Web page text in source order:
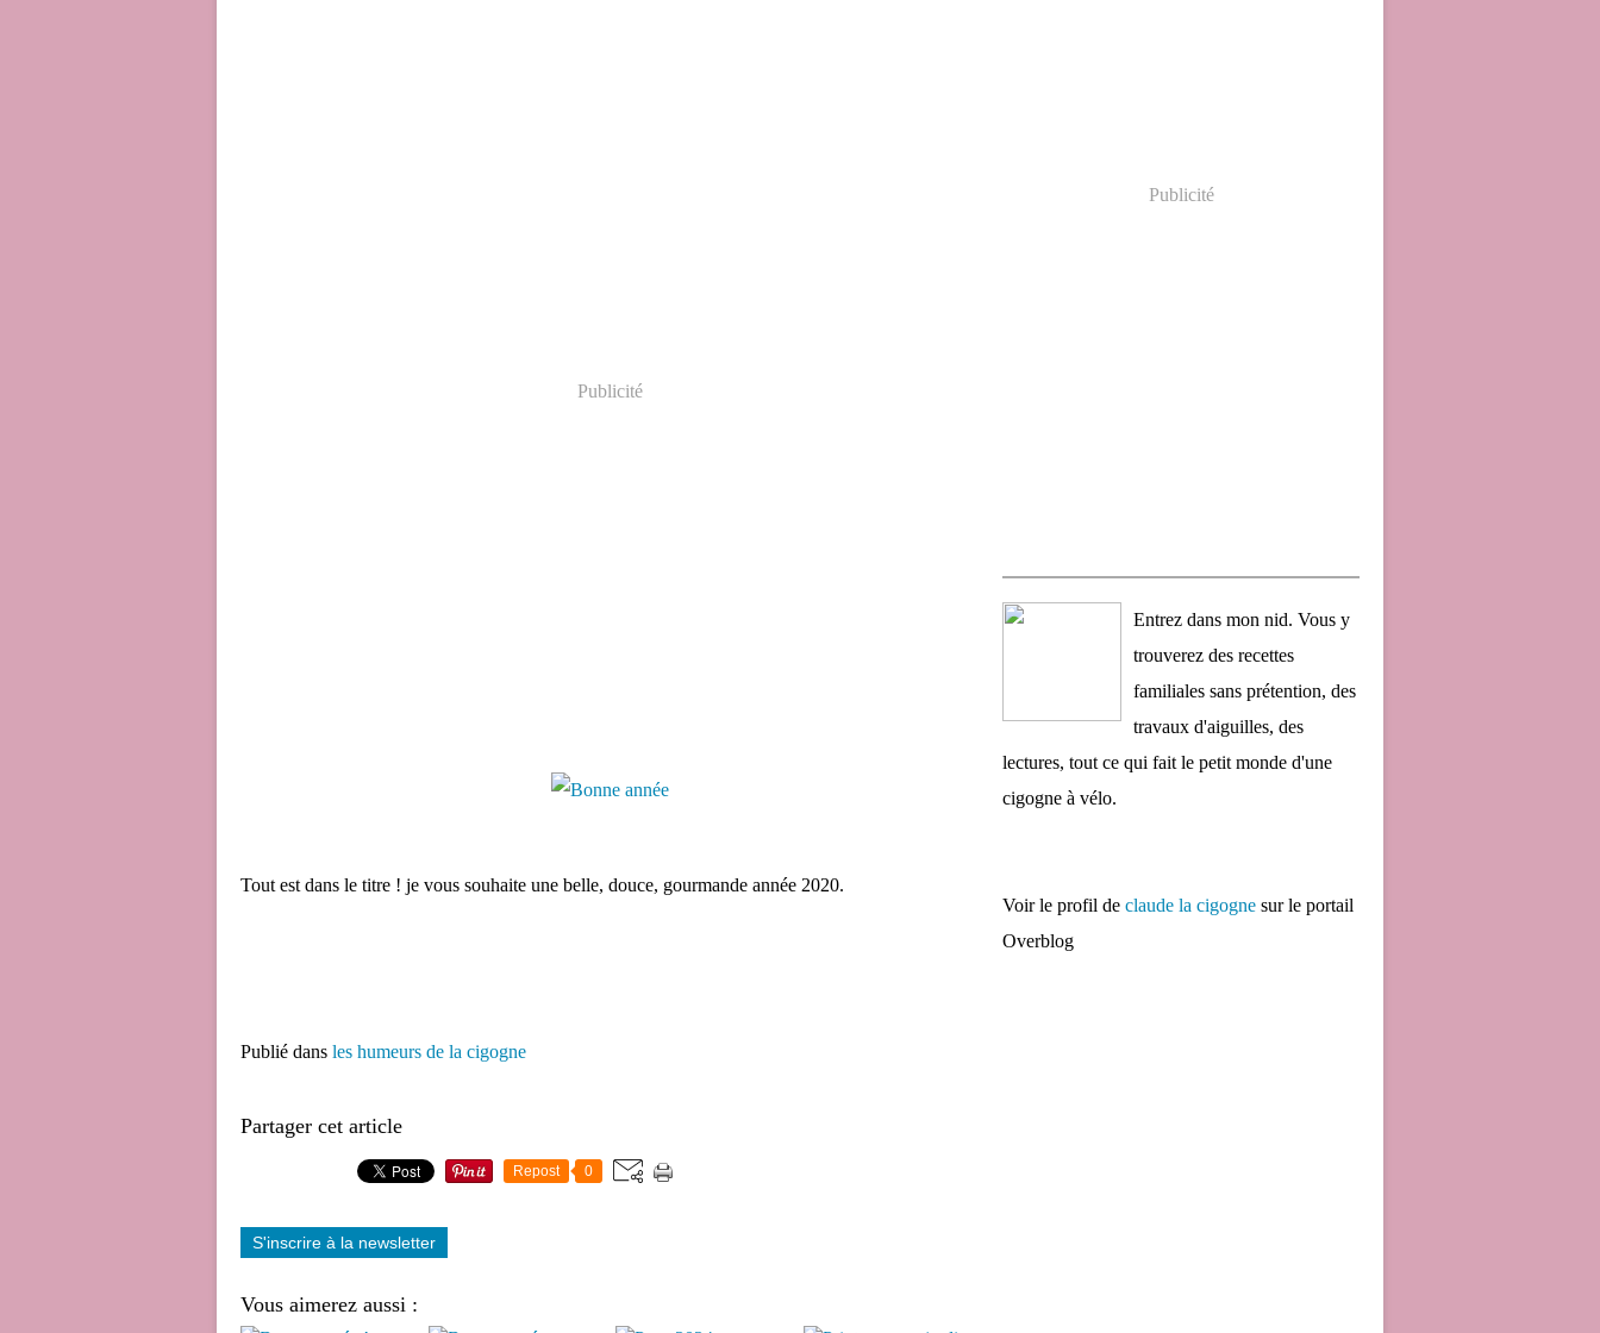
Publicité
Tout est dans le titre ! je vous souhaite une belle, douce, gourmande année 2020.
Publié dans les humeurs de la cigogne
Partager cet article
Repost 0
S'inscrire à la newsletter
Vous aimerez aussi :
Publicité
Entrez dans mon nid. Vous y
trouverez des recettes
familiales sans prétention, des
travaux d'aiguilles, des
lectures, tout ce qui fait le petit monde d'une
cigogne à vélo.
Voir le profil de claude la cigogne sur le portail
Overblog